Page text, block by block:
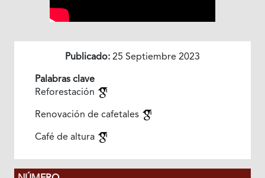
Publicado: 25 Septiembre 2023
Palabras clave
Reforestación
Renovación de cafetales
Café de altura